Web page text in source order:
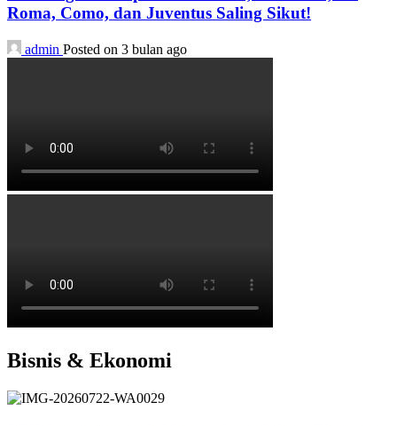
Roma, Como, dan Juventus Saling Sikut!
admin Posted on 3 bulan ago
Bisnis & Ekonomi